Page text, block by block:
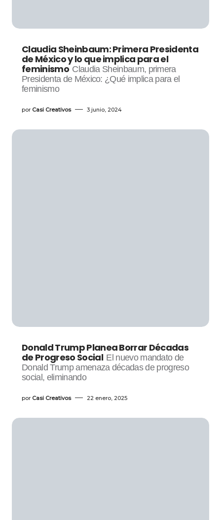
Claudia Sheinbaum: Primera Presidenta
de México y lo que implica para el
feminismo Claudia Sheinbaum, primera
Presidenta de México: ¿Qué implica para el
feminismo
por Casi Creativos 3 junio, 2024
Donald Trump Planea Borrar Décadas
de Progreso Social El nuevo mandato de
Donald Trump amenaza décadas de progreso
social, eliminando
por Casi Creativos 22 enero, 2025